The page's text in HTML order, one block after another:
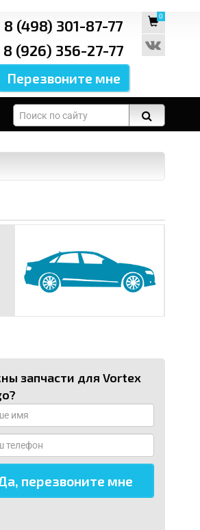
8 (498) 301-87-77
8 (926) 356-27-77
0
запчасти для Vortex